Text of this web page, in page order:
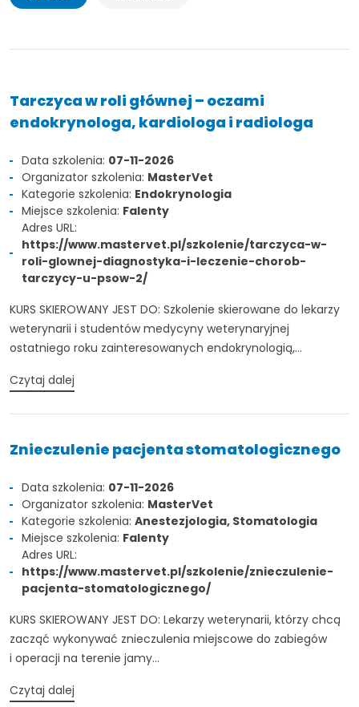
Tarczyca w roli głównej – oczami
endokrynologa, kardiologa i radiologa
Data szkolenia: 07-11-2026
Organizator szkolenia: MasterVet
Kategorie szkolenia: Endokrynologia
Miejsce szkolenia: Falenty
Adres URL:
https://www.mastervet.pl/szkolenie/tarczyca-w-
roli-glownej-diagnostyka-i-leczenie-chorob-
tarczycy-u-psow-2/
KURS SKIEROWANY JEST DO: Szkolenie skierowane do lekarzy
weterynarii i studentów medycyny weterynaryjnej
ostatniego roku zainteresowanych endokrynologią,...
Czytaj dalej
Znieczulenie pacjenta stomatologicznego
Data szkolenia: 07-11-2026
Organizator szkolenia: MasterVet
Kategorie szkolenia: Anestezjologia, Stomatologia
Miejsce szkolenia: Falenty
Adres URL:
https://www.mastervet.pl/szkolenie/znieczulenie-
pacjenta-stomatologicznego/
KURS SKIEROWANY JEST DO: Lekarzy weterynarii, którzy chcą
zacząć wykonywać znieczulenia miejscowe do zabiegów
i operacji na terenie jamy...
Czytaj dalej